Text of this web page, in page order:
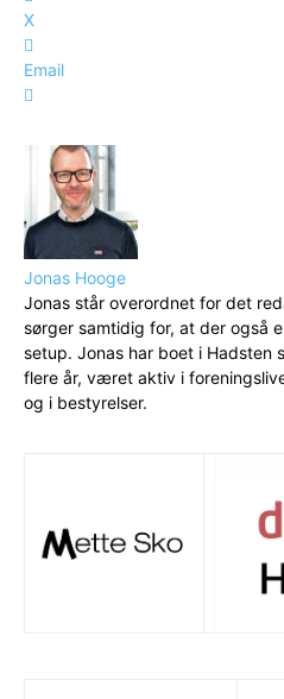
X
Email
Jonas Hooge
Jonas står overordnet for det
sørger samtidig for, at der også
setup. Jonas har boet i Hadsten
flere år, været aktiv i
og i bestyrelser.